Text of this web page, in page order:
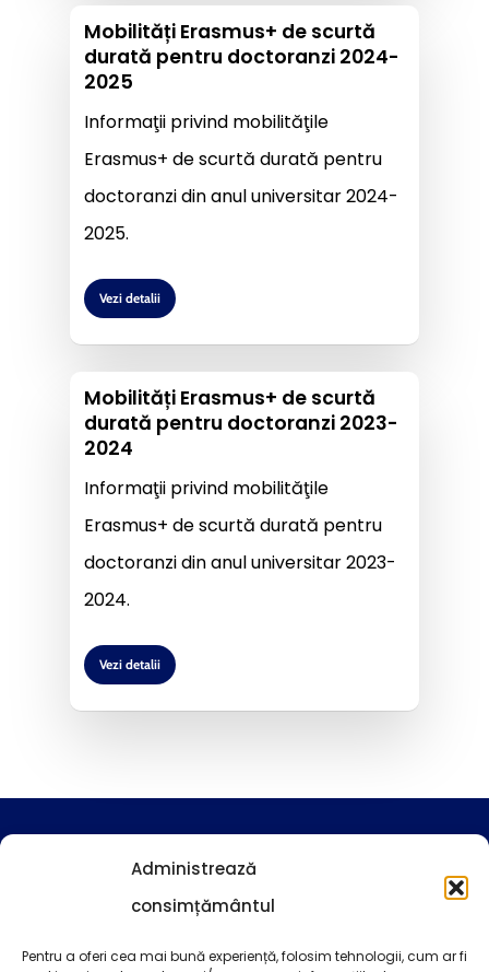
Administrează
consimțământul
Pentru a oferi cea mai bună experiență, folosim tehnologii, cum ar fi
Mobilități Erasmus+ de scurtă
durată pentru doctoranzi 2024-
2025
Informaţii privind mobilităţile
Erasmus+ de scurtă durată pentru
doctoranzi din anul universitar 2024-
2025.
Vezi detalii
Mobilități Erasmus+ de scurtă
durată pentru doctoranzi 2023-
2024
Informaţii privind mobilităţile
Erasmus+ de scurtă durată pentru
doctoranzi din anul universitar 2023-
2024.
Vezi detalii
Regulamente și proceduri